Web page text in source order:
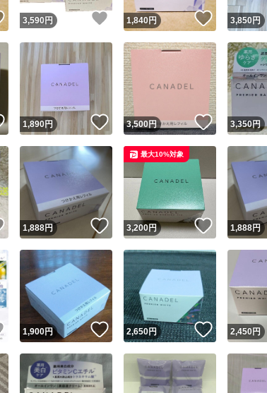
いいね！
3,590 円 いいね！
1,840円 いいね！
3,850円
いいね！
1,890円 いいね！
3,500円 いいね！
3,350円
いいね！
1,888円 いいね！
3,200円 いいね！
最大10%対象
1,888円
いいね！
1,900円 いいね！
2,650円 いいね！
2,450円